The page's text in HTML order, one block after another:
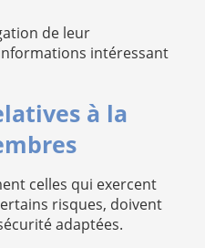
de leur
intéressant
à la
celles qui exercent
risques, doivent
adaptées.